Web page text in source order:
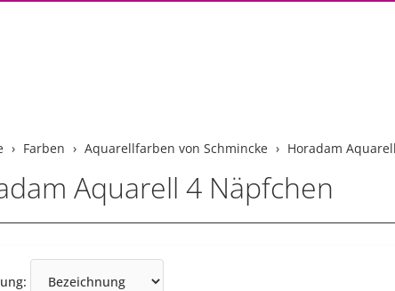
Farben Aquarellfarben von Schmincke Horadam
Aquarell 4 Näpfchen